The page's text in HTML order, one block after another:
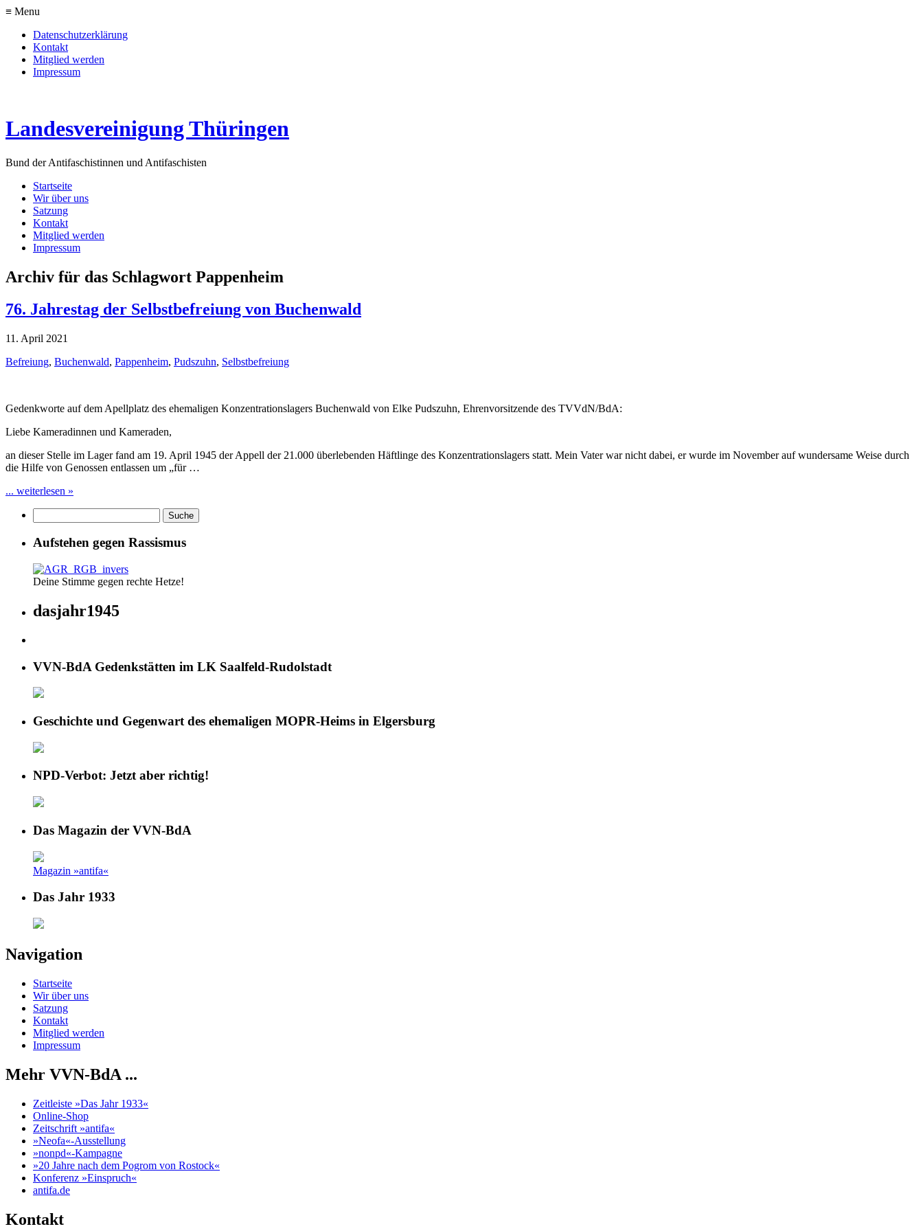
≡ Menu
Datenschutzerklärung
Kontakt
Mitglied werden
Impressum
Landesvereinigung Thüringen
Bund der Antifaschistinnen und Antifaschisten
Startseite
Wir über uns
Satzung
Kontakt
Mitglied werden
Impressum
Archiv für das Schlagwort Pappenheim
76. Jahrestag der Selbstbefreiung von Buchenwald
11. April 2021
Befreiung, Buchenwald, Pappenheim, Pudszuhn, Selbstbefreiung
Gedenkworte auf dem Apellplatz des ehemaligen Konzentrationslagers Buchenwald von Elke Pudszuhn, Ehrenvorsitzende des TVVdN/BdA:
Liebe Kameradinnen und Kameraden,
an dieser Stelle im Lager fand am 19. April 1945 der Appell der 21.000 überlebenden Häftlinge des Konzentrationslagers statt. Mein Vater war nicht dabei, er wurde im November auf wundersame Weise durch
die Hilfe von Genossen entlassen um „für …
... weiterlesen »
Aufstehen gegen Rassismus
Deine Stimme gegen rechte Hetze!
dasjahr1945
VVN-BdA Gedenkstätten im LK Saalfeld-Rudolstadt
Geschichte und Gegenwart des ehemaligen MOPR-Heims in Elgersburg
NPD-Verbot: Jetzt aber richtig!
Das Magazin der VVN-BdA
Magazin »antifa«
Das Jahr 1933
Navigation
Startseite
Wir über uns
Satzung
Kontakt
Mitglied werden
Impressum
Mehr VVN-BdA ...
Zeitleiste »Das Jahr 1933«
Online-Shop
Zeitschrift »antifa«
»Neofa«-Ausstellung
»nonpd«-Kampagne
»20 Jahre nach dem Pogrom von Rostock«
Konferenz »Einspruch«
antifa.de
Kontakt